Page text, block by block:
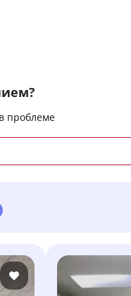
проблеме